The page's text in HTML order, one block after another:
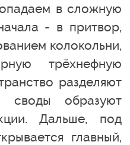
в сложную
- в притвор,
колокольни,
трёхнефную
разделяют
образуют
Дальше, под
главный,